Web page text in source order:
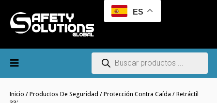
ES
Inicio /Productos De Seguridad /Protección Contra Caída / Retráctil